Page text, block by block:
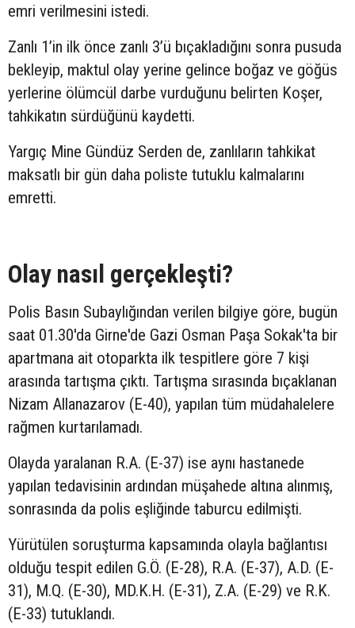
emri verilmesini istedi.
Zanlı 1’in ilk önce zanlı 3’ü bıçakladığını sonra pusuda
bekleyip, maktul olay yerine gelince boğaz ve göğüs
yerlerine ölümcül darbe vurduğunu belirten Koşer,
tahkikatın sürdüğünü kaydetti.
Yargıç Mine Gündüz Serden de, zanlıların tahkikat
maksatlı bir gün daha poliste tutuklu kalmalarını
emretti.
Olay nasıl gerçekleşti?
Polis Basın Subaylığından verilen bilgiye göre, bugün
saat 01.30'da Girne'de Gazi Osman Paşa Sokak'ta bir
apartmana ait otoparkta ilk tespitlere göre 7 kişi
arasında tartışma çıktı. Tartışma sırasında bıçaklanan
Nizam Allanazarov (E-40), yapılan tüm müdahalelere
rağmen kurtarılamadı.
Olayda yaralanan R.A. (E-37) ise aynı hastanede
yapılan tedavisinin ardından müşahede altına alınmış,
sonrasında da polis eşliğinde taburcu edilmişti.
Yürütülen soruşturma kapsamında olayla bağlantısı
olduğu tespit edilen G.Ö. (E-28), R.A. (E-37), A.D. (E-
31), M.Q. (E-30), MD.K.H. (E-31), Z.A. (E-29) ve R.K.
(E-33) tutuklandı.